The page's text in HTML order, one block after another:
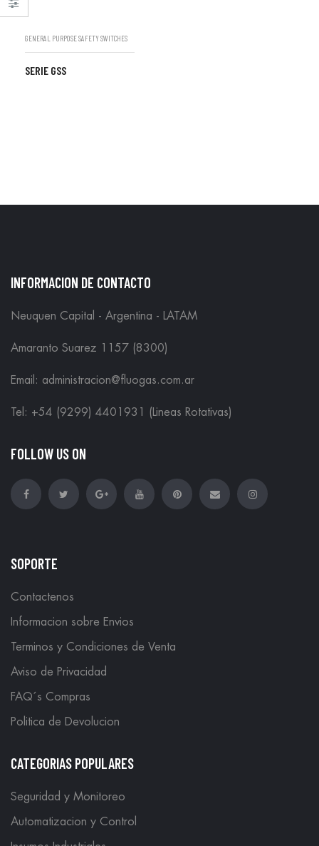
GENERAL PURPOSE SAFETY SWITCHES
SERIE GSS
INFORMACION DE CONTACTO
Neuquen Capital - Argentina - LATAM
Amaranto Suarez 1157 (8300)
Email: administracion@fluogas.com.ar
Tel: +54 (9299) 4401931 (Lineas Rotativas)
FOLLOW US ON
SOPORTE
Contactenos
Informacion sobre Envios
Terminos y Condiciones de Venta
Aviso de Privacidad
FAQ´s Compras
Politica de Devolucion
CATEGORIAS POPULARES
Seguridad y Monitoreo
Automatizacion y Control